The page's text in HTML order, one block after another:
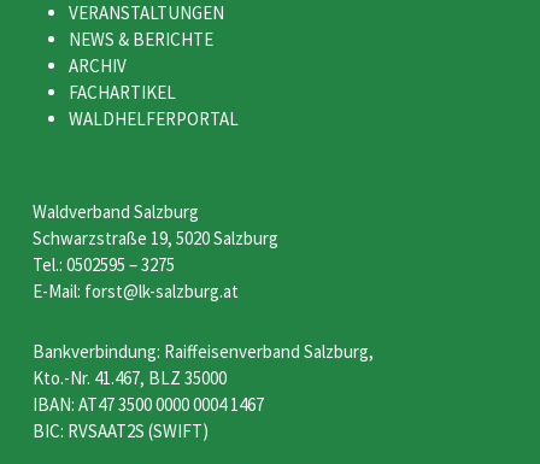
VERANSTALTUNGEN
NEWS & BERICHTE
ARCHIV
FACHARTIKEL
WALDHELFERPORTAL
Waldverband Salzburg
Schwarzstraße 19, 5020 Salzburg
Tel.: 0502595 – 3275
E-Mail: forst@lk-salzburg.at
Bankverbindung: Raiffeisenverband Salzburg,
Kto.-Nr. 41.467, BLZ 35000
IBAN: AT47 3500 0000 0004 1467
BIC: RVSAAT2S (SWIFT)